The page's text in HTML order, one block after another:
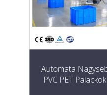
Automata
PVC PET